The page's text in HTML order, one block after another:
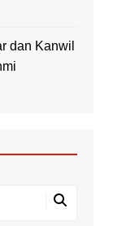
dan Kanwil